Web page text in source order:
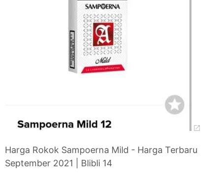
Harga Rokok Sampoerna Mild - Harga Terbaru
September 2021 | Blibli 14